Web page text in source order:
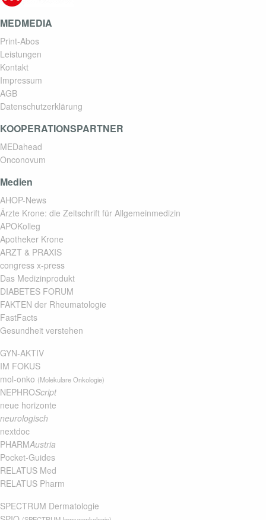
MEDMEDIA
Print-Abos
Leistungen
Kontakt
Impressum
AGB
Datenschutzerklärung
KOOPERATIONSPARTNER
MEDahead
Onconovum
Medien
AHOP-News
Ärzte Krone: die Zeitschrift für Allgemeinmedizin
APOKolleg
Apotheker Krone
ARZT & PRAXIS
congress x-press
Das Medizinprodukt
DIABETES FORUM
FAKTEN der Rheumatologie
FastFacts
Gesundheit verstehen
GYN-AKTIV
IM FOKUS
mol-onko (Molekulare Onkologie)
NEPHROScript
neue horizonte
neurologisch
nextdoc
PHARMAustria
Pocket-Guides
RELATUS Med
RELATUS Pharm
SPECTRUM Dermatologie